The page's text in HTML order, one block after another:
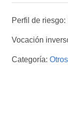
Perfil de
Vocación
Categoría: Otros